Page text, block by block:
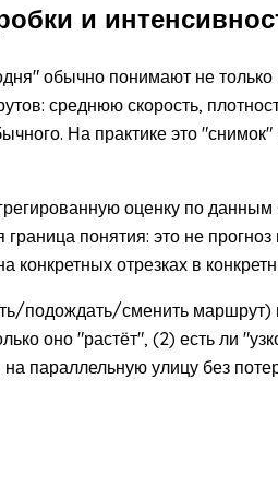
и
обычно понимают не
среднюю скорость,
На практике это
оценку по
понятия: это не
конкретных отрезках в
подождать/сменить маршрут)
оно "растёт", (2) есть ли
параллельную улицу без